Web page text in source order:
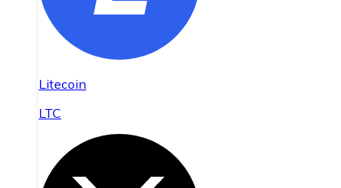
Litecoin
LTC